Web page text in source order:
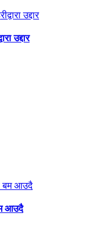
उद्दार
आउदै